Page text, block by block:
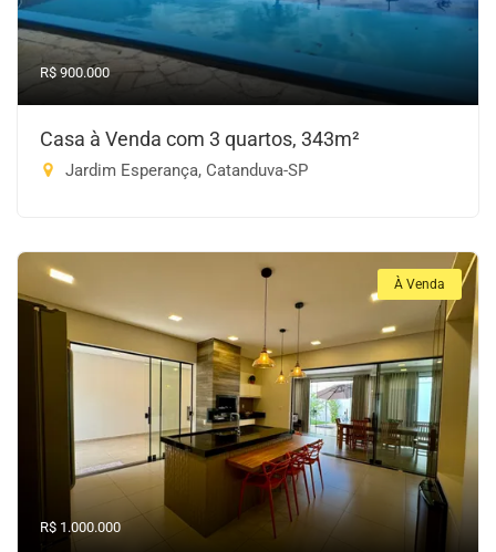
R$ 900.000
Casa à Venda com 3 quartos, 343m²
Jardim Esperança, Catanduva-SP
À Venda
R$ 1.000.000